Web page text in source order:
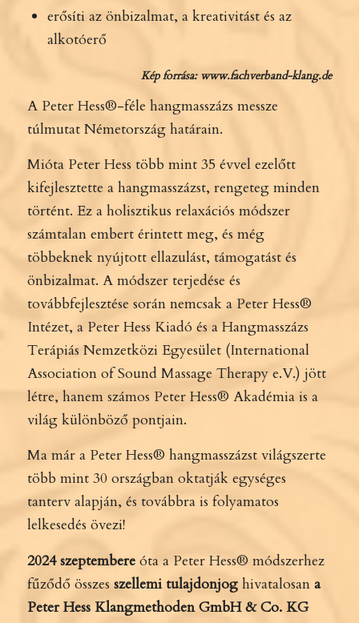
erősíti az önbizalmat, a kreativitást és az
alkotóerő
Kép forrása: www.fachverband-klang.de
A Peter Hess®-féle hangmasszázs messze
túlmutat Németország határain.
Mióta Peter Hess több mint 35 évvel ezelőtt
kifejlesztette a hangmasszázst, rengeteg minden
történt. Ez a holisztikus relaxációs módszer
számtalan embert érintett meg, és még
többeknek nyújtott ellazulást, támogatást és
önbizalmat. A módszer terjedése és
továbbfejlesztése során nemcsak a Peter Hess®
Intézet, a Peter Hess Kiadó és a Hangmasszázs
Terápiás Nemzetközi Egyesület (International
Association of Sound Massage Therapy e.V.) jött
létre, hanem számos Peter Hess® Akadémia is a
világ különböző pontjain.
Ma már a Peter Hess® hangmasszázst világszerte
több mint 30 országban oktatják egységes
tanterv alapján, és továbbra is folyamatos
lelkesedés övezi!
2024 szeptembereóta a Peter Hess® módszerhez
fűződő összes szellemi tulajdonjoghivatalosan a
Peter Hess Klangmethoden GmbH & Co. KG